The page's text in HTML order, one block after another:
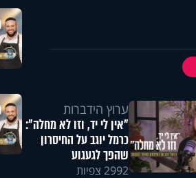
ערוץ הידברות
"אין לי יד, וזו לא מחלה":
כרמל יוגב על החיסרון
שהפך לגעגוע
2992 צפיות